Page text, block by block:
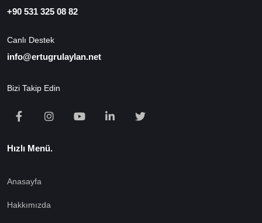
+90 531 325 08 82
Canlı Destek
info@ertugrulaylan.net
Bizi Takip Edin
Hızlı Menü.
Anasayfa
Hakkımızda